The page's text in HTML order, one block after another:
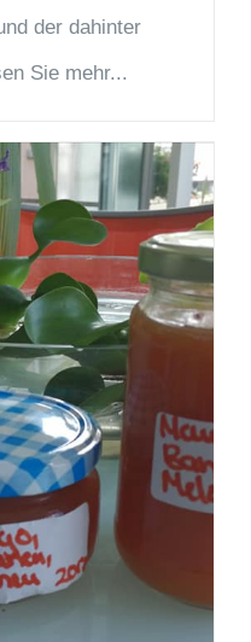
der dahinter
Sie mehr...